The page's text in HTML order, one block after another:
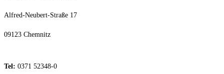
Alfred-Neubert-Straße 17
09123 Chemnitz
Tel: 0371 52348-0